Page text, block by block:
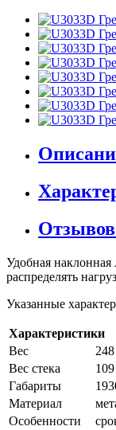
Удобная наклонная
распределять
Указанные
Характеристики
Вес
Вес стека
Габариты
Материал
Особенности